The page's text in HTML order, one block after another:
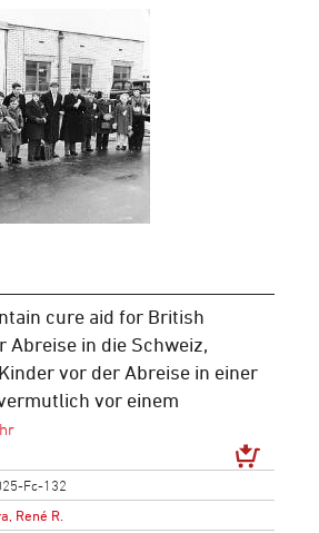
cure aid for British
Abreise in die Schweiz,
vor der Abreise in einer
vor einem
Fc-132
René R.